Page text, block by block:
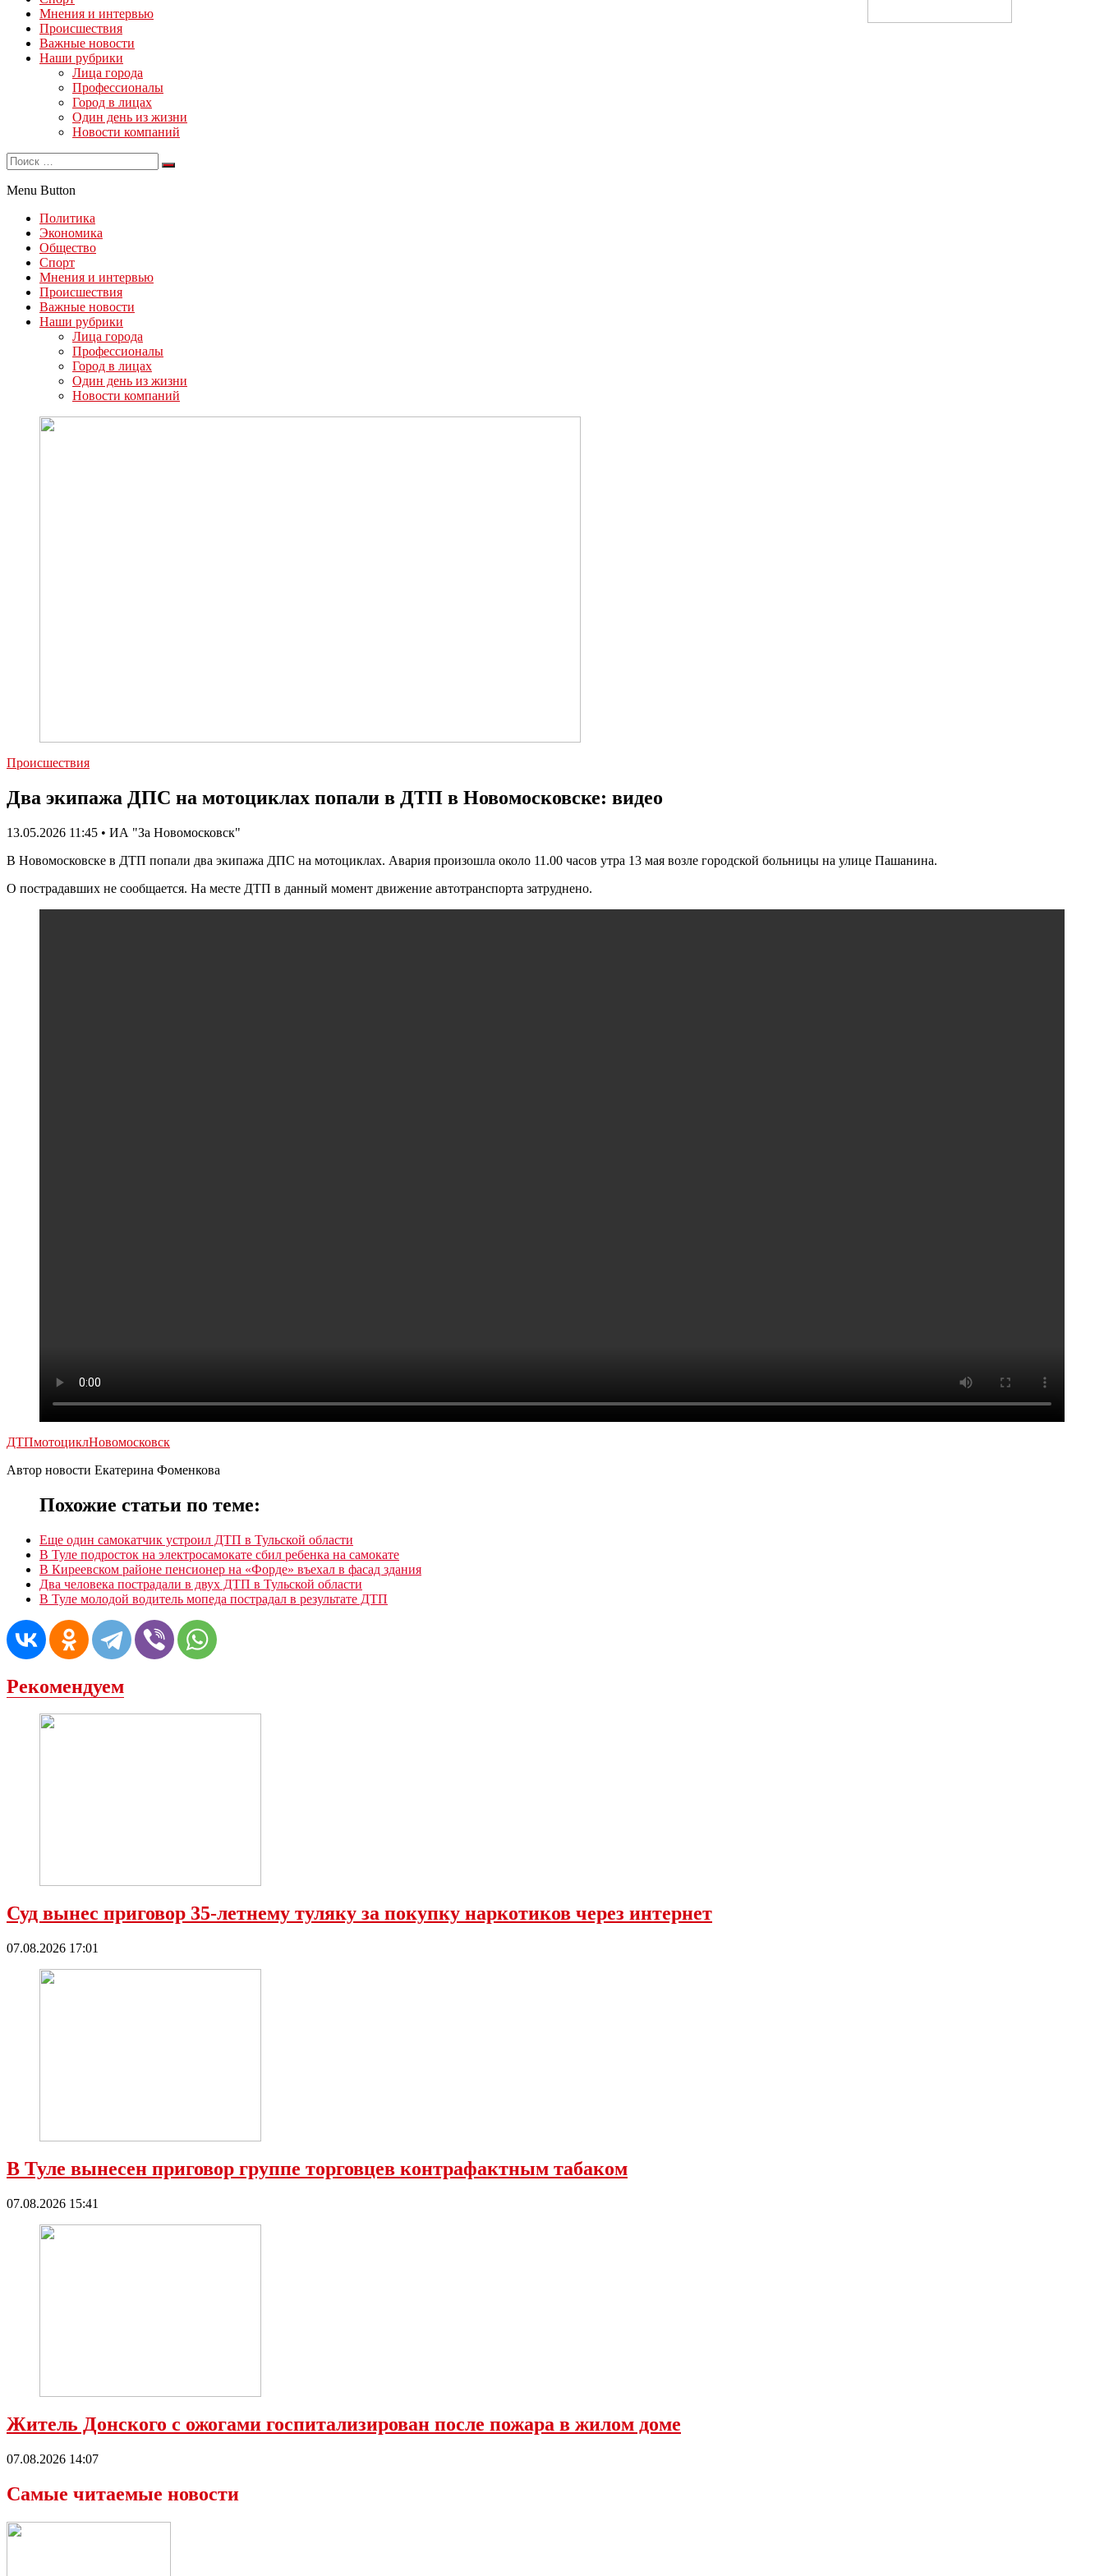
Мнения и интервью
Происшествия
Важные новости
Наши рубрики
Лица города
Профессионалы
Город в лицах
Один день из жизни
Новости компаний
Menu Button
Политика
Экономика
Общество
Спорт
Мнения и интервью
Происшествия
Важные новости
Наши рубрики
Лица города
Профессионалы
Город в лицах
Один день из жизни
Новости компаний
Происшествия
Два экипажа ДПС на мотоциклах попали в ДТП в Новомосковске: видео
13.05.2026 11:45 • ИА "За Новомосковск"
В Новомосковске в ДТП попали два экипажа ДПС на мотоциклах. Авария произошла около 11.00 часов утра 13 мая возле городской больницы на улице Пашанина.
О пострадавших не сообщается. На месте ДТП в данный момент движение автотранспорта затруднено.
ДТПмотоциклНовомосковск
Автор новости Екатерина Фоменкова
Похожие статьи по теме:
Еще один самокатчик устроил ДТП в Тульской области
В Туле подросток на электросамокате сбил ребенка на самокате
В Киреевском районе пенсионер на «Форде» въехал в фасад здания
Два человека пострадали в двух ДТП в Тульской области
В Туле молодой водитель мопеда пострадал в результате ДТП
Рекомендуем
Суд вынес приговор 35-летнему туляку за покупку наркотиков через интернет
07.08.2026 17:01
В Туле вынесен приговор группе торговцев контрафактным табаком
07.08.2026 15:41
Житель Донского с ожогами госпитализирован после пожара в жилом доме
07.08.2026 14:07
Самые читаемые новости